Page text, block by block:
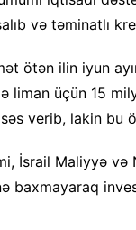
və təminatlı
ötən ilin iyun
liman üçün 15
verib, lakin bu
İsrail Maliyyə və
baxmayaraq